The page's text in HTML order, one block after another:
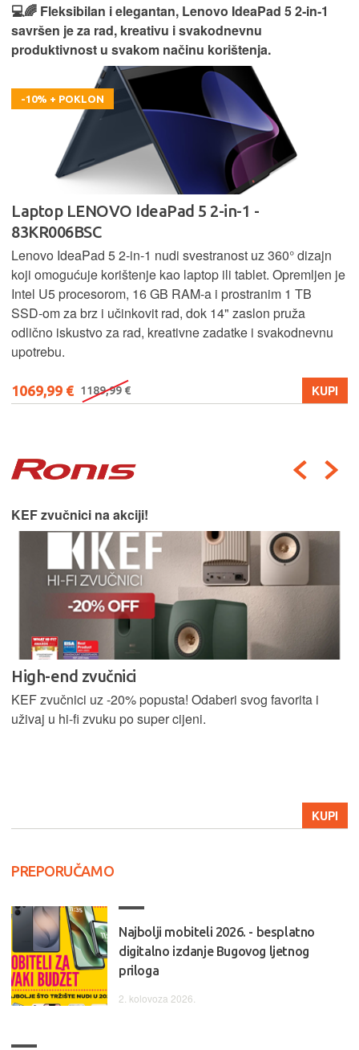
💻🌈 Fleksibilan i elegantan, Lenovo IdeaPad 5 2‑in‑1
savršen je za rad, kreativu i svakodnevnu
produktivnost u svakom načinu korištenja.
-10% + POKLON
Laptop LENOVO IdeaPad 5 2-in-1 -
83KR006BSC
Lenovo IdeaPad 5 2‑in‑1 nudi svestranost uz 360° dizajn
koji omogućuje korištenje kao laptop ili tablet. Opremljen je
Intel U5 procesorom, 16 GB RAM-a i prostranim 1 TB
SSD‑om za brz i učinkovit rad, dok 14" zaslon pruža
odlično iskustvo za rad, kreativne zadatke i svakodnevnu
upotrebu.
1069,99 € 1189,99 € KUPI
KEF zvučnici na akciji!
High-end zvučnici
KEF zvučnici uz -20% popusta! Odaberi svog favorita i
uživaj u hi-fi zvuku po super cijeni.
KUPI
PREPORUČAMO
Najbolji mobiteli 2026. - besplatno
digitalno izdanje Bugovog ljetnog
priloga
2. kolovoza 2026.